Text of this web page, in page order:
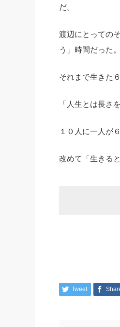
だ。
渡辺にとっての
う」時間だった。
それまで生きた
「人生とは長さ
１０人に一人が
改めて「生きる
Tweet